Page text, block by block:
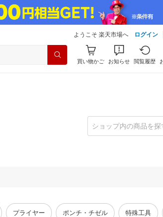
ようこそ 楽天市場へ ログイン
買い物かご お知らせ 閲覧履歴
プライヤー ポンチ・チゼル 特殊工具